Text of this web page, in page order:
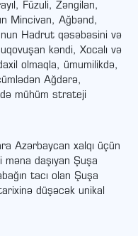
Füzuli, Zəngilan,
Mincivan, Ağbənd,
Hadrut qəsəbəsini və
kəndi, Xocalı və
olmaqla, ümumilikdə,
Ağdərə,
mühüm strateji
Azərbaycan xalqı üçün
daşıyan Şuşa
tacı olan Şuşa
düşəcək unikal